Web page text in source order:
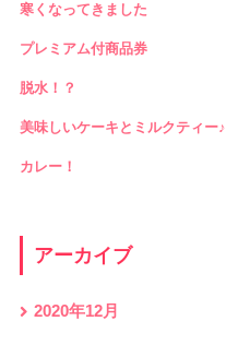
寒くなってきました
プレミアム付商品券
脱水！？
美味しいケーキとミルクティー♪
カレー！
アーカイブ
2020年12月